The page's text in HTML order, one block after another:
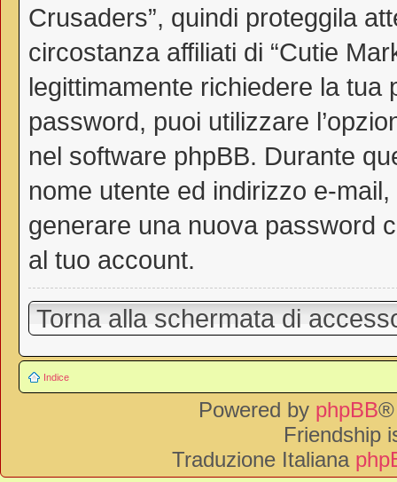
Crusaders”, quindi proteggila
circostanza affiliati di “Cutie
legittimamente richiedere la
password, puoi utilizzare
nel software phpBB. Durante
nome utente ed indirizzo e-
generare una nuova password
al tuo account.
Torna alla schermata di
Indice
Powered by phpBB®
Friendship
Traduzione Italiana